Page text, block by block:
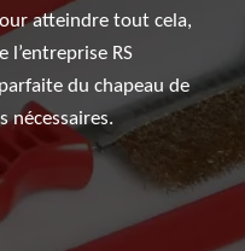
atteindre tout cela,
l’entreprise RS
du chapeau de
nécessaires.